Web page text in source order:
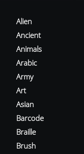
Alien
Ancient
Animals
Arabic
Army
Art
Asian
Barcode
Braille
Brush